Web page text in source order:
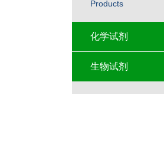
Products
化学试剂
生物试剂